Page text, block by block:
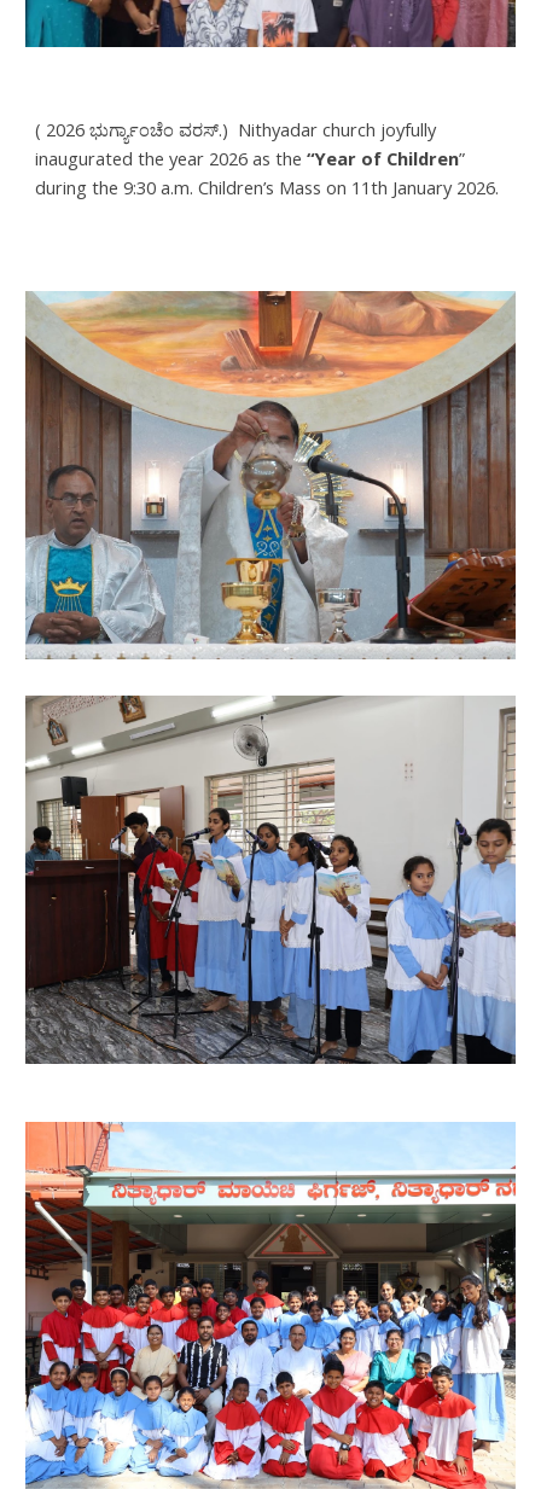
( 2026 ಭುರ್ಗ್ಯಾಂಚೆಂ ವರಸ್.) Nithyadar church joyfully
inaugurated the year 2026 as the“Year of Children”
during the 9:30 a.m. Children’s Mass on 11th January 2026.